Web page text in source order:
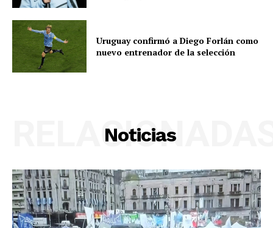
Uruguay confirmó a Diego Forlán como
nuevo entrenador de la selección
Noticias